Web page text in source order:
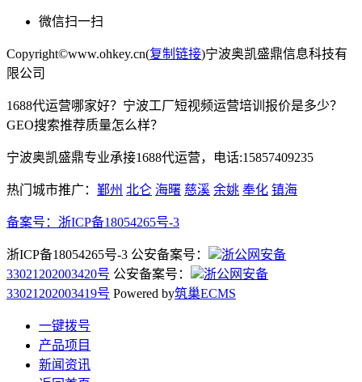
微信扫一扫
Copyright©www.ohkey.cn(复制链接)宁波奥凯盛鼎信息科技有
限公司
1688代运营哪家好？宁波工厂短视频运营培训报价是多少？
GEO搜索推荐质量怎么样？
宁波奥凯盛鼎专业承接1688代运营，电话:15857409235
热门城市推广： 鄞州 北仑 海曙 慈溪 余姚 奉化 镇海
备案号： 浙ICP备18054265号-3
浙ICP备18054265号-3 公安备案号：
浙公网安备
33021202003420号 公安备案号：
浙公网安备
33021202003419号 Powered by筑巢ECMS
一键拨号
产品项目
新闻资讯